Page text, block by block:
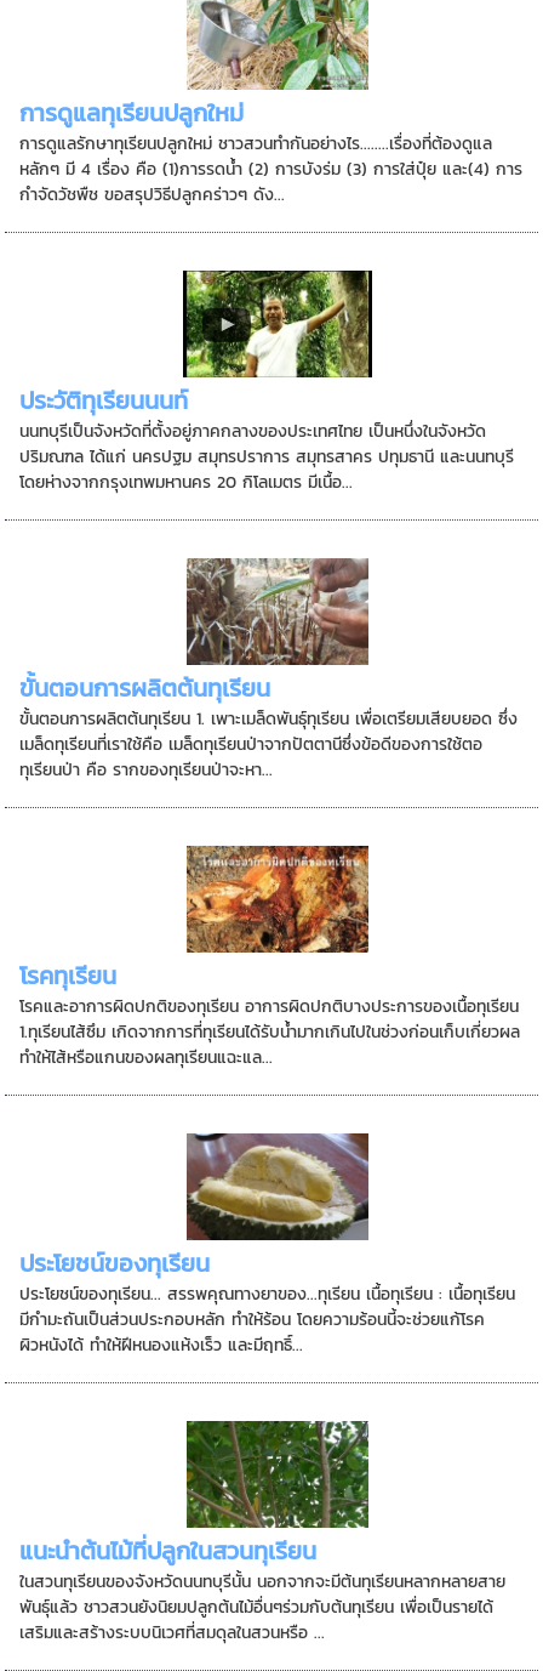
การดูแลทุเรียนปลูกใหม่
การดูแลรักษาทุเรียนปลูกใหม่ ชาวสวนทำกันอย่างไร........เรื่องที่ต้องดูแล
หลักๆ มี 4 เรื่อง คือ (1)การรดน้ำ (2) การบังร่ม (3) การใส่ปุ๋ย และ(4) การ
กำจัดวัชพืช ขอสรุปวิธีปลูกคร่าวๆ ดัง...
ประวัติทุเรียนนนท์
นนทบุรีเป็นจังหวัดที่ตั้งอยู่ภาคกลางของประเทศไทย เป็นหนึ่งในจังหวัด
ปริมณฑล ได้แก่ นครปฐม สมุทรปราการ สมุทรสาคร ปทุมธานี และนนทบุรี
โดยห่างจากกรุงเทพมหานคร 20 กิโลเมตร มีเนื้อ...
ขั้นตอนการผลิตต้นทุเรียน
ขั้นตอนการผลิตต้นทุเรียน 1. เพาะเมล็ดพันธุ์ทุเรียน เพื่อเตรียมเสียบยอด ซึ่ง
เมล็ดทุเรียนที่เราใช้คือ เมล็ดทุเรียนป่าจากปัตตานีซึ่งข้อดีของการใช้ตอ
ทุเรียนป่า คือ รากของทุเรียนป่าจะหา...
โรคทุเรียน
โรคและอาการผิดปกติของทุเรียน อาการผิดปกติบางประการของเนื้อทุเรียน
1.ทุเรียนไส้ซึม เกิดจากการที่ทุเรียนได้รับน้ำมากเกินไปในช่วงก่อนเก็บเกี่ยวผล
ทำให้ไส้หรือแกนของผลทุเรียนแฉะแล...
ประโยชน์ของทุเรียน
ประโยชน์ของทุเรียน... สรรพคุณทางยาของ...ทุเรียน เนื้อทุเรียน : เนื้อทุเรียน
มีกำมะถันเป็นส่วนประกอบหลัก ทำให้ร้อน โดยความร้อนนี้จะช่วยแก้โรค
ผิวหนังได้ ทำให้ฝีหนองแห้งเร็ว และมีฤทธิ์...
แนะนำต้นไม้ที่ปลูกในสวนทุเรียน
ในสวนทุเรียนของจังหวัดนนทบุรีนั้น นอกจากจะมีต้นทุเรียนหลากหลายสาย
พันธุ์แล้ว ชาวสวนยังนิยมปลูกต้นไม้อื่นๆร่วมกับต้นทุเรียน เพื่อเป็นรายได้
เสริมและสร้างระบบนิเวศที่สมดุลในสวนหรือ ...